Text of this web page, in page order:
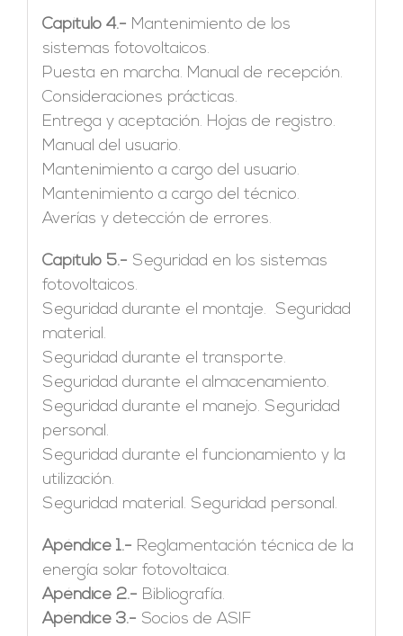
Capítulo 4.- Mantenimiento de los
sistemas fotovoltaicos.
Puesta en marcha. Manual de recepción.
Consideraciones prácticas.
Entrega y aceptación. Hojas de registro.
Manual del usuario.
Mantenimiento a cargo del usuario.
Mantenimiento a cargo del técnico.
Averías y detección de errores.
Capítulo 5.- Seguridad en los sistemas
fotovoltaicos.
Seguridad durante el montaje. Seguridad
material.
Seguridad durante el transporte.
Seguridad durante el almacenamiento.
Seguridad durante el manejo. Seguridad
personal.
Seguridad durante el funcionamiento y la
utilización.
Seguridad material. Seguridad personal.
Apéndice 1.- Reglamentación técnica de la
energía solar fotovoltaica.
Apéndice 2.- Bibliografía.
Apéndice 3.- Socios de ASIF